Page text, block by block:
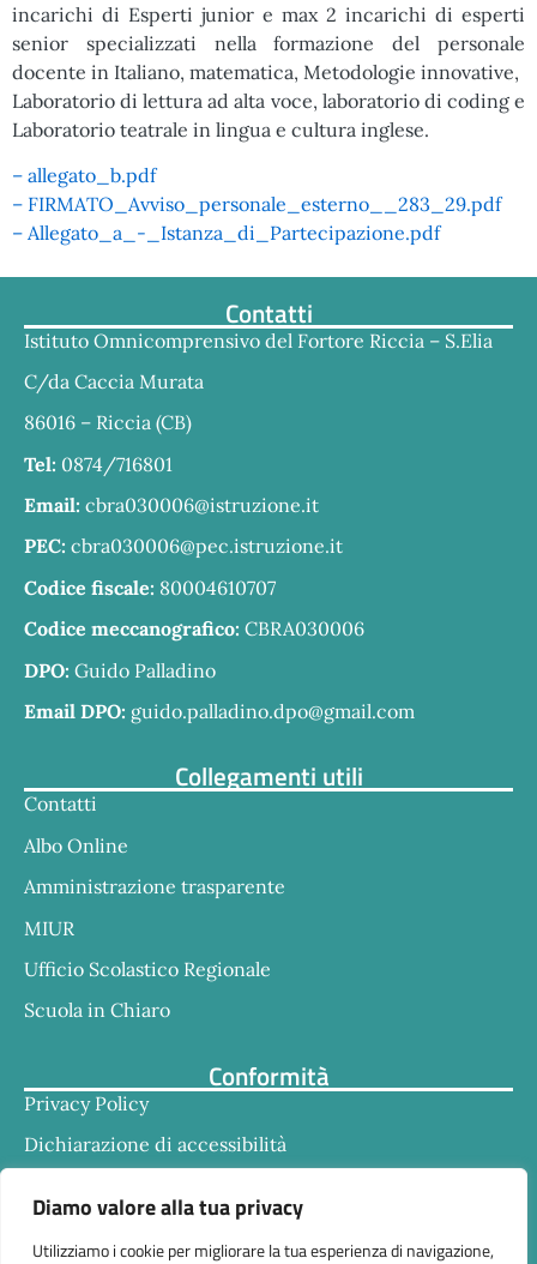
Diamo valore alla tua privacy
Utilizziamo i cookie per migliorare la tua esperienza di navigazione,
incarichi di Esperti junior e max 2 incarichi di esperti
senior specializzati nella formazione del personale
docente in Italiano, matematica, Metodologie innovative,
Laboratorio di lettura ad alta voce, laboratorio di coding e
Laboratorio teatrale in lingua e cultura inglese.
– allegato_b.pdf
– FIRMATO_Avviso_personale_esterno__283_29.pdf
– Allegato_a_-_Istanza_di_Partecipazione.pdf
Contatti
Istituto Omnicomprensivo del Fortore Riccia – S.Elia
C/da Caccia Murata
86016 – Riccia (CB)
Tel: 0874/716801
Email: cbra030006@istruzione.it
PEC: cbra030006@pec.istruzione.it
Codice fiscale: 80004610707
Codice meccanografico: CBRA030006
DPO: Guido Palladino
Email DPO: guido.palladino.dpo@gmail.com
Collegamenti utili
Contatti
Albo Online
Amministrazione trasparente
MIUR
Ufficio Scolastico Regionale
Scuola in Chiaro
Conformità
Privacy Policy
Dichiarazione di accessibilità